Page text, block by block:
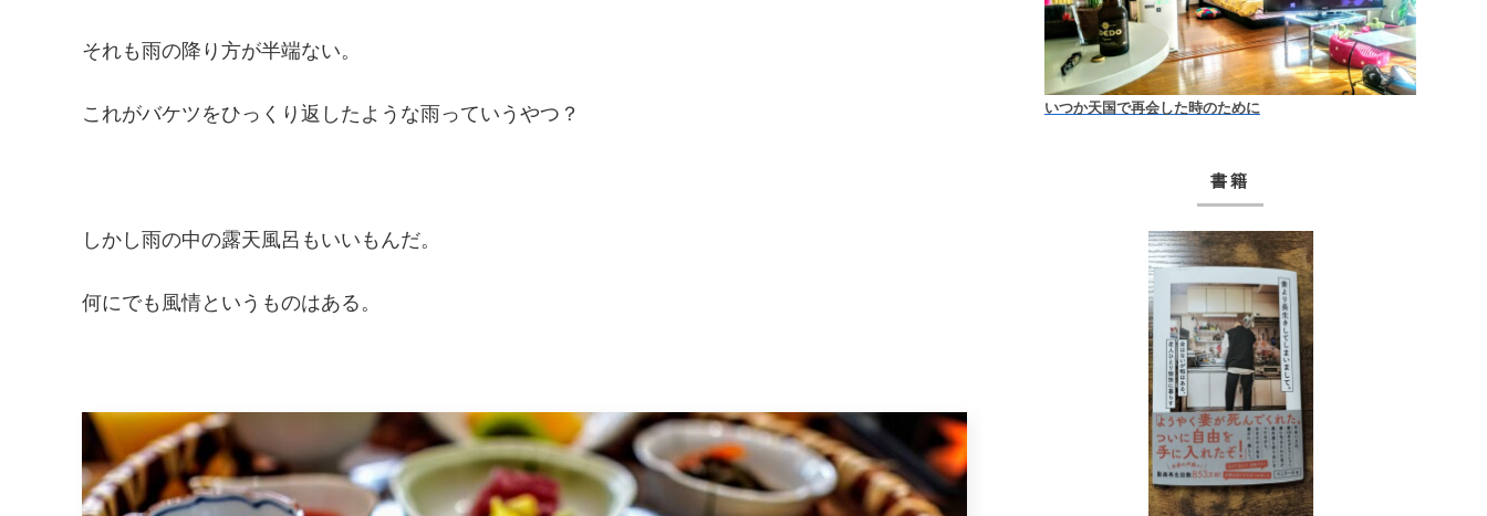
それも雨の降り方が半端ない。
これがバケツをひっくり返したような雨っていうやつ？
しかし雨の中の露天風呂もいいもんだ。
何にでも風情というものはある。
いつか天国で再会した時のために
書籍